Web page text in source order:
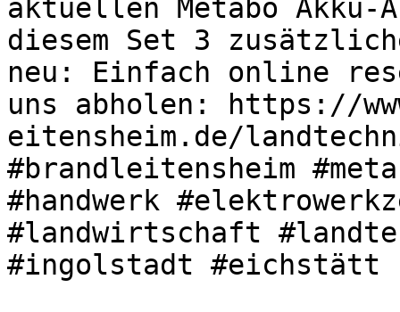
aktuellen Metabo
diesem Set 3
neu: Einfach online
uns abholen: https://
eitensheim.de/
#brandleitensheim
#handwerk
#landwirtschaft
#ingolstadt #eichstätt